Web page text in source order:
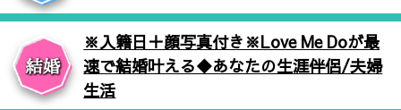
※入籍日＋顔写真付き※Love Me Doが最
速で結婚叶える◆あなたの生涯伴侶/夫婦
生活